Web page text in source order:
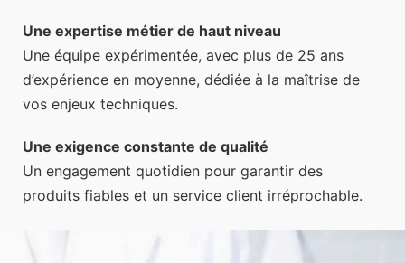
Une expertise métier de haut niveau
Une équipe expérimentée, avec plus de 25 ans
d’expérience en moyenne, dédiée à la maîtrise de
vos enjeux techniques.
Une exigence constante de qualité
Un engagement quotidien pour garantir des
produits fiables et un service client irréprochable.